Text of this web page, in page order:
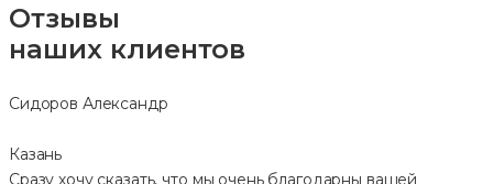
Отзывы
наших клиентов
Сидоров Александр
Казань
Сразу хочу сказать, что мы очень благодарны вашей